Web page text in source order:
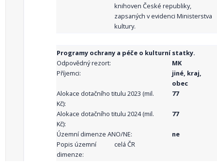
knihoven České republiky,
zapsaných v evidenci Ministerstva
kultury.
Programy ochrany a péče o kulturní statky.
Odpovědný rezort:
MK
Příjemci:
jiné, kraj,
obec
Alokace dotačního titulu 2023 (mil.
Kč):
77
Alokace dotačního titulu 2024 (mil.
Kč):
77
Územní dimenze ANO/NE:
ne
Popis územní
dimenze:
celá ČR